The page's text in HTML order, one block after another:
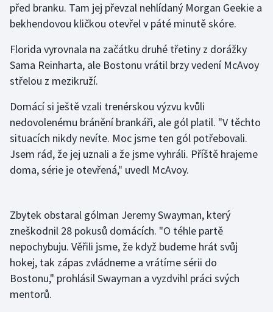
Házená
Judo
Krasobruslení
Lezení
Lyže a snowboard
Motorsport
Olympijské hry
Parasport
před branku. Tam jej převzal nehlídaný Morgan Geekie a
bekhendovou kličkou otevřel v páté minutě skóre.
Florida vyrovnala na začátku druhé třetiny z dorážky
Sama Reinharta, ale Bostonu vrátil brzy vedení McAvoy
střelou z mezikruží.
Domácí si ještě vzali trenérskou výzvu kvůli
nedovolenému bránění brankáři, ale gól platil. "V těchto
situacích nikdy nevíte. Moc jsme ten gól potřebovali.
Jsem rád, že jej uznali a že jsme vyhráli. Příště hrajeme
doma, série je otevřená," uvedl McAvoy.
Zbytek obstaral gólman Jeremy Swayman, který
zneškodnil 28 pokusů domácích. "O téhle partě
nepochybuju. Věřili jsme, že když budeme hrát svůj
hokej, tak zápas zvládneme a vrátíme sérii do
Bostonu," prohlásil Swayman a vyzdvihl práci svých
mentorů.